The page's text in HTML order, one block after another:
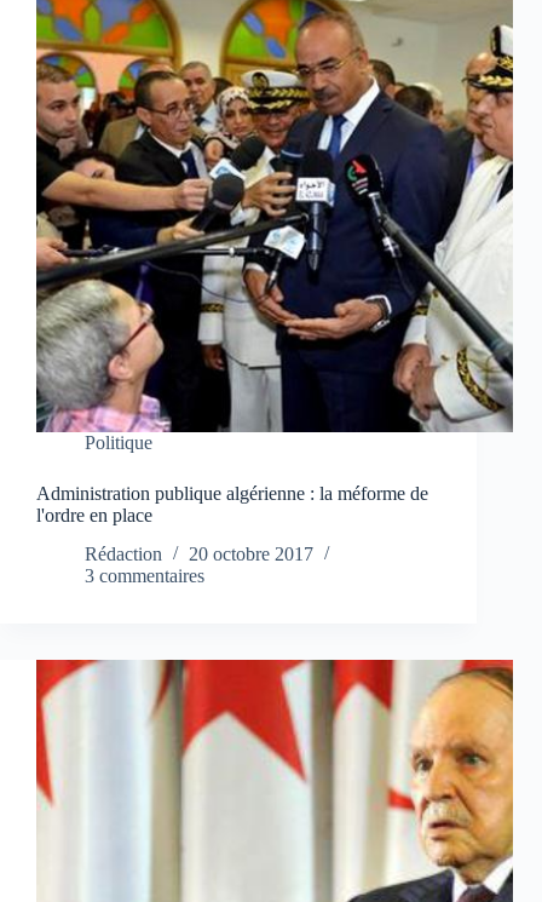
Politique
Administration publique algérienne : la méforme de
l'ordre en place
Rédaction
20 octobre 2017
3 commentaires